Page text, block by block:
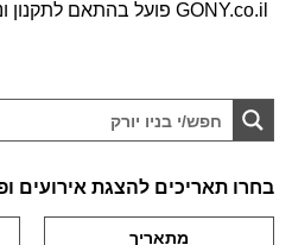
GONY.co.il פועל בהתאם לתקנון ונהלי CityPASS, Inc.
בחרו תאריכים להצגת אירועים